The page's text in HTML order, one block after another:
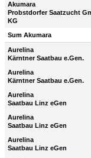
Akumara
Probstdorfer Saatzucht
KG
Sum Akumara
Aurelina
Kärntner Saatbau e.Gen.
Aurelina
Kärntner Saatbau e.Gen.
Aurelina
Saatbau Linz eGen
Aurelina
Saatbau Linz eGen
Aurelina
Saatbau Linz eGen